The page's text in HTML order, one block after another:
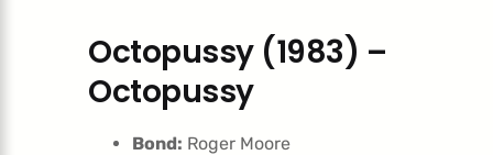
Octopussy (1983) –
Octopussy
Bond: Roger Moore